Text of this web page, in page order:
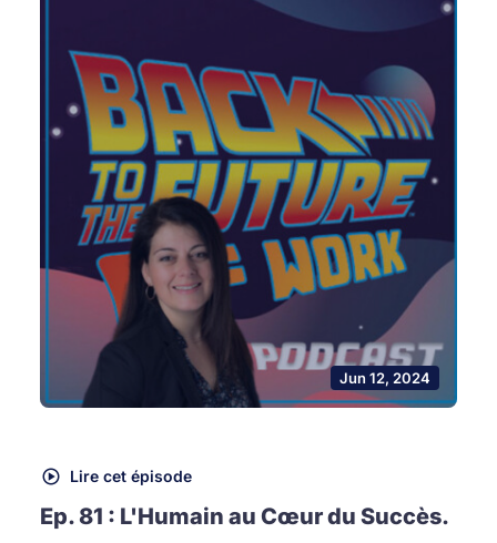
Jun 12, 2024
Lire cet épisode
Ep. 81 : L'Humain au Cœur du Succès.